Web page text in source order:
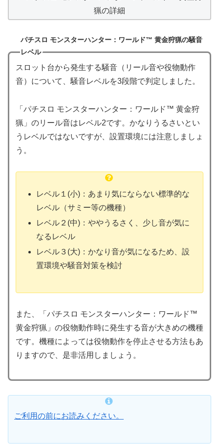
猟の詳細
パチスロ モンスターハンター：ワールド™ 黄金狩猟の騒音
レベル
スロット台から発生する騒音（リール音や役物動作
音）について、騒音レベルを3段階で判定しました。
「パチスロ モンスターハンター：ワールド™ 黄金狩
猟」のリール音はレベル2です。かなりうるさいとい
うレベルではないですが、設置環境には注意しましょ
う。
レベル１(小)：あまり気にならない標準的な
レベル（サミー等の機種）
レベル２(中)：ややうるさく、少し音が気に
なるレベル
レベル３(大)：かなり音が気になるため、設
置環境や騒音対策を検討
また、「パチスロ モンスターハンター：ワールド™
黄金狩猟」の役物動作時に発生する音が大きめの機種
です。機種によっては役物動作を停止させる方法もあ
りますので、是非活用しましょう。
ご利用の前にお読みください。